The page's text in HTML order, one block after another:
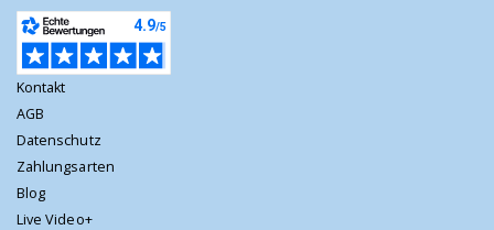
Kontakt
AGB
Datenschutz
Zahlungsarten
Blog
Live Video+